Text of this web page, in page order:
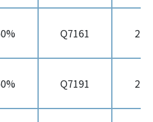
Q7161
Q7191